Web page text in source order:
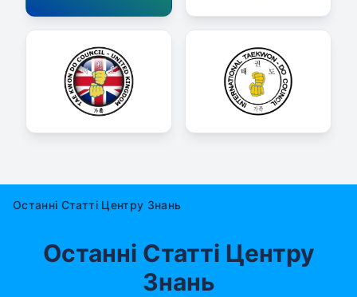
Останні Статті Центру Знань
Останні Статті Центру
Знань